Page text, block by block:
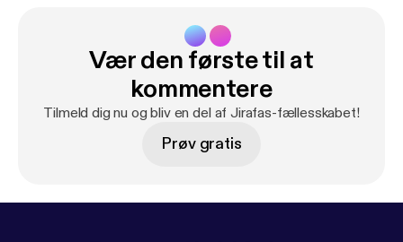
Vær den første til at
kommentere
Tilmeld dig nu og bliv en del af Jirafas-fællesskabet!
Prøv gratis